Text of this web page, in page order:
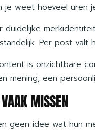
weet hoeveel uren
duidelijke
Per post
is onzichtbare
mening, een
MISSEN
geen idee wat hun